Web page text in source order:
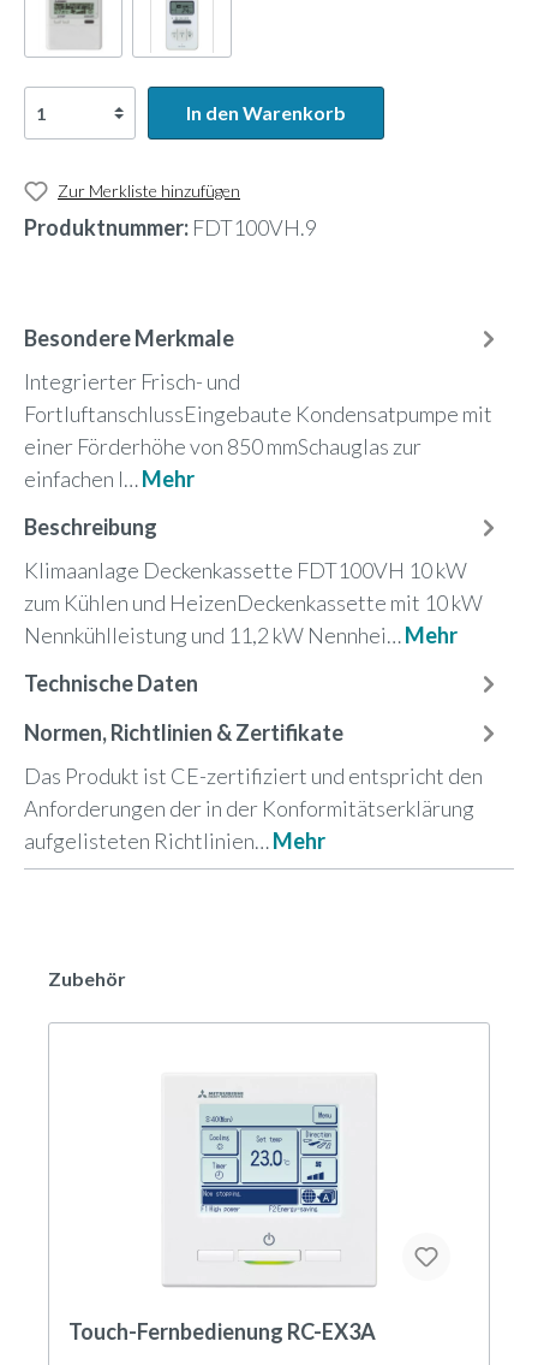
In den Warenkorb
Zur Merkliste hinzufügen
Produktnummer: FDT100VH.9
Besondere Merkmale
Integrierter Frisch- und
FortluftanschlussEingebaute Kondensatpumpe mit
einer Förderhöhe von 850 mmSchauglas zur
einfachen I…Mehr
Beschreibung
Klimaanlage Deckenkassette FDT100VH 10 kW
zum Kühlen und HeizenDeckenkassette mit 10 kW
Nennkühlleistung und 11,2 kW Nennhei…Mehr
Technische Daten
Normen, Richtlinien & Zertifikate
Das Produkt ist CE-zertifiziert und entspricht den
Anforderungen der in der Konformitätserklärung
aufgelisteten Richtlinien…Mehr
Zubehör
Touch-Fernbedienung RC-EX3A